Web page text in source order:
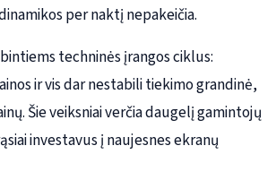
per naktį nepakeičia.
techninės įrangos ciklus:
ir vis dar nestabili tiekimo grandinė,
Šie veiksniai verčia daugelį gamintojų
investavus į naujesnes ekranų